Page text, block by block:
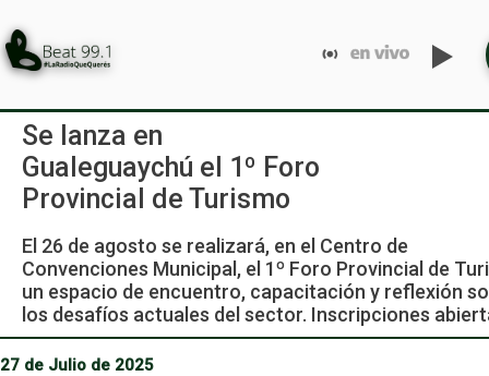
Se lanza en
Gualeguaychú el 1º Foro
Provincial de Turismo
El 26 de agosto se realizará, en el Centro de
Convenciones Municipal, el 1º Foro Provincial de
un espacio de encuentro, capacitación y reflexión
los desafíos actuales del sector. Inscripciones
27 de Julio de 2025